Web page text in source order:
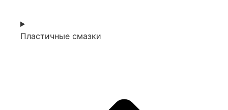
Пластичные смазки